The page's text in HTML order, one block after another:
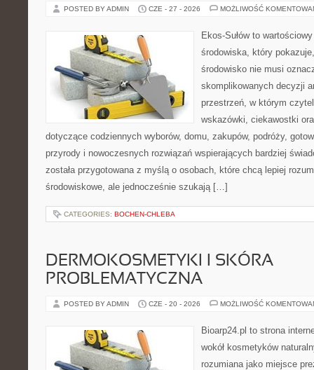
POSTED BY ADMIN CZE - 27 - 2026 MOŻLIWOŚĆ
Ekos-Sułów to
środowiska, który
środowisko nie musi
skomplikowanych decyzji
przestrzeń, w którym
wskazówki, ciekawostki
dotyczące codziennych wyborów, domu, zakupów, podróży,
przyrody i nowoczesnych rozwiązań wspierających bardziej
została przygotowana z myślą o osobach, które chcą lepiej
środowiskowe, ale jednocześnie szukają […]
CATEGORIES: BOCHEN-CHLEBA
DERMOKOSMETYKI I SKÓRA
PROBLEMATYCZNA
POSTED BY ADMIN CZE - 20 - 2026 MOŻLIWOŚĆ
Bioarp24.pl to strona
wokół kosmetyków
rozumiana jako miejsce